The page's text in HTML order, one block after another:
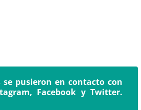
pusieron en contacto con
Facebook y Twitter.